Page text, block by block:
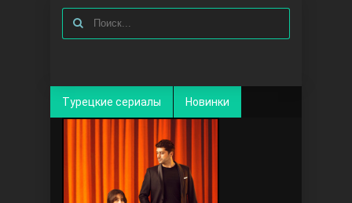
Турецкие сериалы Новинки